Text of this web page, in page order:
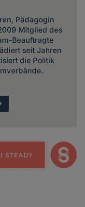
Päda­gogin
Mitglied des
Beauftragte
seit Jahren
die Politik